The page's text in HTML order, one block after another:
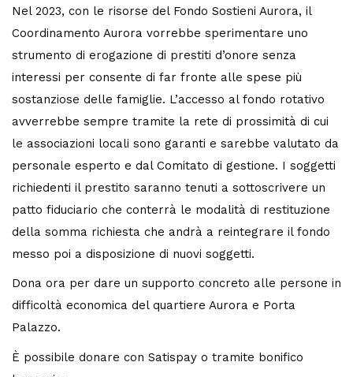
Nel 2023, con le risorse del Fondo Sostieni Aurora, il
Coordinamento Aurora vorrebbe sperimentare uno
strumento di erogazione di prestiti d’onore senza
interessi per consente di far fronte alle spese più
sostanziose delle famiglie. L’accesso al fondo rotativo
avverrebbe sempre tramite la rete di prossimità di cui
le associazioni locali sono garanti e sarebbe valutato da
personale esperto e dal Comitato di gestione. I soggetti
richiedenti il prestito saranno tenuti a sottoscrivere un
patto fiduciario che conterrà le modalità di restituzione
della somma richiesta che andrà a reintegrare il fondo
messo poi a disposizione di nuovi soggetti.
Dona ora per dare un supporto concreto alle persone in
difficoltà economica del quartiere Aurora e Porta
Palazzo.
È possibile donare con Satispay o tramite bonifico